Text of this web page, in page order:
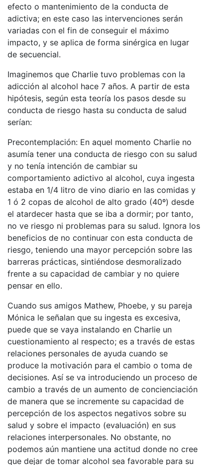
efecto o mantenimiento de la conducta de
adictiva; en este caso las intervenciones serán
variadas con el fin de conseguir el máximo
impacto, y se aplica de forma sinérgica en lugar
de secuencial.
Imaginemos que Charlie tuvo problemas con la
adicción al alcohol hace 7 años. A partir de esta
hipótesis, según esta teoría los pasos desde su
conducta de riesgo hasta su conducta de salud
serían:
Precontemplación: En aquel momento Charlie no
asumía tener una conducta de riesgo con su salud
y no tenía intención de cambiar su
comportamiento adictivo al alcohol, cuya ingesta
estaba en 1/4 litro de vino diario en las comidas y
1 ó 2 copas de alcohol de alto grado (40º) desde
el atardecer hasta que se iba a dormir; por tanto,
no ve riesgo ni problemas para su salud. Ignora los
beneficios de no continuar con esta conducta de
riesgo, teniendo una mayor percepción sobre las
barreras prácticas, sintiéndose desmoralizado
frente a su capacidad de cambiar y no quiere
pensar en ello.
Cuando sus amigos Mathew, Phoebe, y su pareja
Mónica le señalan que su ingesta es excesiva,
puede que se vaya instalando en Charlie un
cuestionamiento al respecto; es a través de estas
relaciones personales de ayuda cuando se
produce la motivación para el cambio o toma de
decisiones. Así se va introduciendo un proceso de
cambio a través de un aumento de concienciación
de manera que se incremente su capacidad de
percepción de los aspectos negativos sobre su
salud y sobre el impacto (evaluación) en sus
relaciones interpersonales. No obstante, no
podemos aún mantiene una actitud donde no cree
que dejar de tomar alcohol sea favorable para su